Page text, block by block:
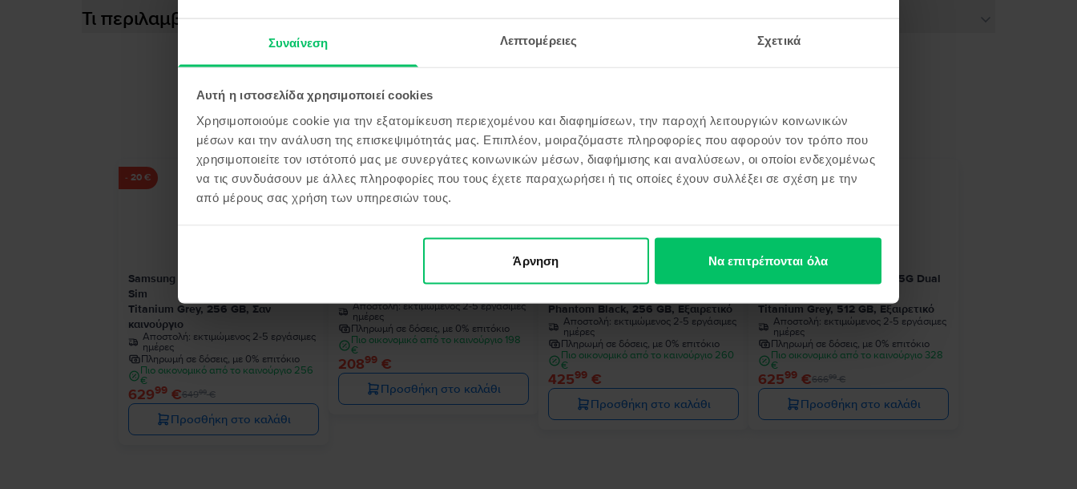
Συναίνεση Λεπτομέρειες Σχετικά
Αυτή η ιστοσελίδα χρησιμοποιεί cookies
Χρησιμοποιούμε cookie για την εξατομίκευση περιεχομένου και διαφημίσεων, την παροχή λειτουργιών κοινωνικών
μέσων και την ανάλυση της επισκεψιμότητάς μας. Επιπλέον, μοιραζόμαστε πληροφορίες που αφορούν τον τρόπο που
χρησιμοποιείτε τον ιστότοπό μας με συνεργάτες κοινωνικών μέσων, διαφήμισης και αναλύσεων, οι οποίοι ενδεχομένως
να τις συνδυάσουν με άλλες πληροφορίες που τους έχετε παραχωρήσει ή τις οποίες έχουν συλλέξει σε σχέση με την
από μέρους σας χρήση των υπηρεσιών τους.
Άρνηση Να επιτρέπονται όλα
Τι περιλαμβάνεται στο κουτί της συσκευής;
Προϊόντα παρόμοια με την αναζήτησή σου
- 20 €
Samsung Galaxy S24 Ultra 5G Dual
Sim
Titanium Grey, 256 GB, Σαν
καινούργιο
Αποστολή: εκτιμώμενος 2-5 εργάσιμες
ημέρες
Πληρωμή σε δόσεις, με 0% επιτόκιο
Πιο οικονομικό από το καινούργιο 256
€
62999€64999€
Προσθήκη στο καλάθι
Samsung Galaxy S22 5G Dual Sim
Αποστολή:εκτιμώμενος 2-5 εργάσιμες
ημέρες
Πληρωμή σε δόσεις, με 0% επιτόκιο
Πιο οικονομικό από το καινούργιο 198
€
20899€
Προσθήκη στο καλάθι
Samsung Galaxy S22 Ultra 5G Dual
Phantom Black, 256 GB, Εξαιρετικό
Αποστολή: εκτιμώμενος 2-5 εργάσιμες
ημέρες
Πληρωμή σε δόσεις, με 0% επιτόκιο
Πιο οικονομικό από το καινούργιο 260
€
42599 €
Προσθήκη στο καλάθι
- 41 €
Samsung Galaxy S24 Ultra 5G Dual
Titanium Grey, 512 GB, Εξαιρετικό
Αποστολή: εκτιμώμενος 2-5 εργάσιμες
ημέρες
Πληρωμή σε δόσεις, με 0% επιτόκιο
Πιο οικονομικό από το καινούργιο 328
€
62599 €66699€
Προσθήκη στο καλάθι